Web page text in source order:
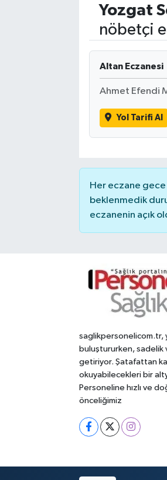
Yozgat
nöbetçi
Altan Eczanesi
Ahmet Efendi
Yol Tarifi Al
Her eczane gece
beklenmedik
eczanenin açık
saglikpersonelicom.tr,
buluştururken, sadelik
getiriyor. Şatafattan
okuyabilecekleri bir
Personeline hızlı ve
önceliğimiz